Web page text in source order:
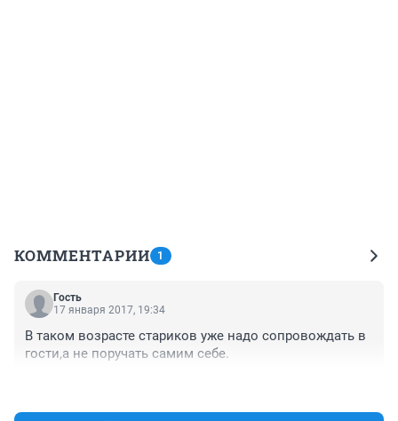
КОММЕНТАРИИ 1
Гость
17 января 2017, 19:34
В таком возрасте стариков уже надо сопровождать в
гости,а не поручать самим себе.